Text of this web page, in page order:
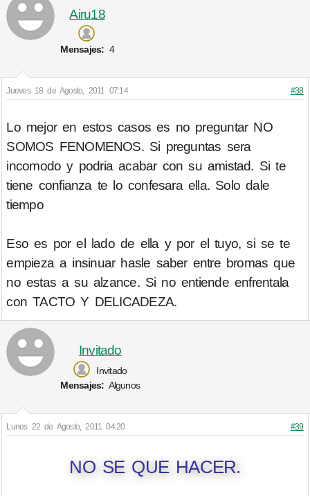
Airu18
Mensajes: 4
Jueves 18 de Agosto, 2011 07:14 #38
Lo mejor en estos casos es no preguntar NO
SOMOS FENOMENOS. Si preguntas sera
incomodo y podria acabar con su amistad. Si te
tiene confianza te lo confesara ella. Solo dale
tiempo
Eso es por el lado de ella y por el tuyo, si se te
empieza a insinuar hasle saber entre bromas que
no estas a su alzance. Si no entiende enfrentala
con TACTO Y DELICADEZA.
Invitado
Invitado
Mensajes: Algunos
Lunes 22 de Agosto, 2011 04:20 #39
NO SE QUE HACER.